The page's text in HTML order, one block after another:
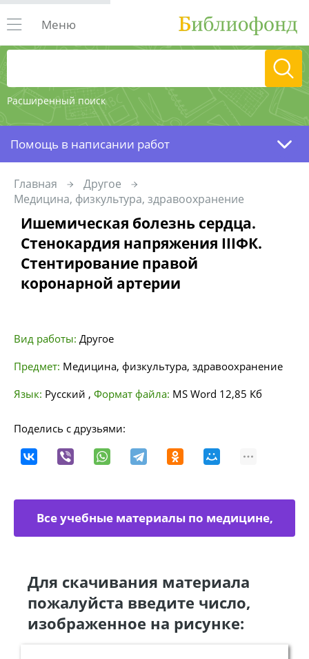
Расширенный поиск
Меню
Помощь в написании работ
Главная
Другое
Медицина, физкультура, здравоохранение
Ишемическая болезнь сердца.
Стенокардия напряжения IIIФК.
Стентирование правой
коронарной артерии
Вид работы: Другое
Предмет: Медицина, физкультура, здравоохранение
Язык: Русский , Формат файла: MS Word 12,85 Кб
Поделись с друзьями:
Все учебные материалы по медицине,
Для скачивания материала
пожалуйста введите число,
изображенное на рисунке: